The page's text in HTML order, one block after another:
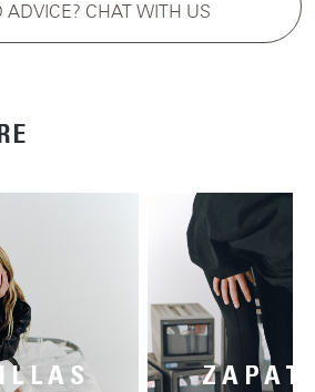
ADVICE? CHAT WITH US